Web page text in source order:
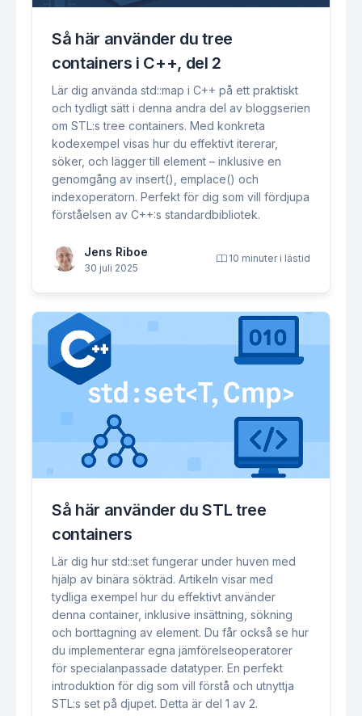
Så här använder du tree
containers i C++, del 2
Lär dig använda std::map i C++ på ett praktiskt
och tydligt sätt i denna andra del av bloggserien
om STL:s tree containers. Med konkreta
kodexempel visas hur du effektivt itererar,
söker, och lägger till element – inklusive en
genomgång av insert(), emplace() och
indexoperatorn. Perfekt för dig som vill fördjupa
förståelsen av C++:s standardbibliotek.
Jens Riboe
30 juli 2025
10 minuter i lästid
Så här använder du STL tree
containers
Lär dig hur std::set fungerar under huven med
hjälp av binära sökträd. Artikeln visar med
tydliga exempel hur du effektivt använder
denna container, inklusive insättning, sökning
och borttagning av element. Du får också se hur
du implementerar egna jämförelseoperatorer
för specialanpassade datatyper. En perfekt
introduktion för dig som vill förstå och utnyttja
STL:s set på djupet. Detta är del 1 av 2.